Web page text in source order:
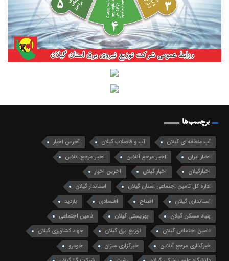
برچسب‌ها
آب منطقه ای گیلان آب و فاضلاب گیلان
آخرین اخبار
اخبار ایران
اخبار مرجع آنلاین
اخبار مرجع انلاین
اخبارگیلان
اخبار گیلان
اخرین اخبار
اداره کل تامین اجتماعی استان گیلان
استاندار گیلان
استانداری گیلان
افتتاح اقتصادی
بازدید
بنیاد مسکن گیلان
بهزیستی گیلان
تامین اجتماعی
تامین اجتماعی گیلان
توزیع برق گیلان
جهاد کشاورزی گیلان
خبرگذاری مرجع آنلاین
خبرگزاری میزان
خودرو